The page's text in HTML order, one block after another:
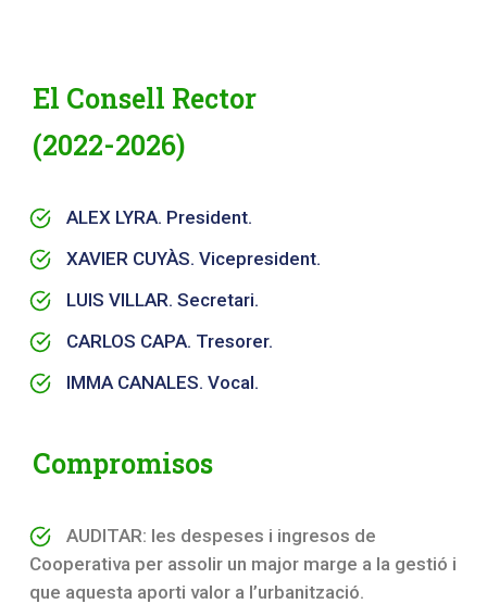
El Consell Rector
(2022-2026)
ALEX LYRA. President.
XAVIER CUYÀS. Vicepresident.
LUIS VILLAR. Secretari.
CARLOS CAPA. Tresorer.
IMMA CANALES. Vocal.
Compromisos
AUDITAR: les despeses i ingresos de
Cooperativa per assolir un major marge a la gestió i
que aquesta aporti valor a l’urbanització.